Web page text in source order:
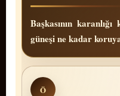
Başkasının
güneşi ne kadar
Ö